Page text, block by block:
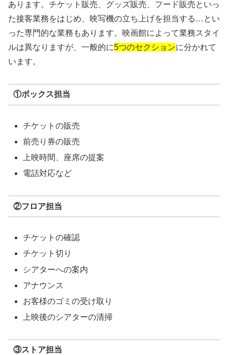
あります。チケット販売、グッズ販売、フード販売といっ
た接客業務をはじめ、映写機の立ち上げを担当する…とい
った専門的な業務もあります。映画館によって業務スタイ
ルは異なりますが、一般的に5つのセクションに分かれて
います。
①ボックス担当
チケットの販売
前売り券の販売
上映時間、座席の提案
電話対応など
②フロア担当
チケットの確認
チケット切り
シアターへの案内
アナウンス
お客様のゴミの受け取り
上映後のシアターの清掃
③ストア担当